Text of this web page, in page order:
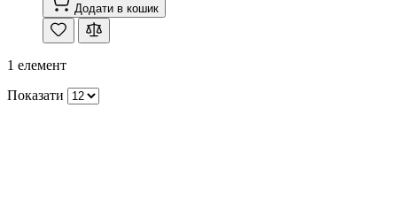
Додати в кошик
1 елемент
Показати